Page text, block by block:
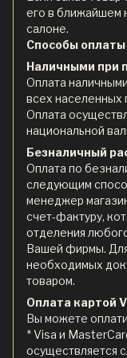
его в ближайшем
салоне.
Способы оплаты
Наличными при
Оплата
всех населенных
Оплата
национальной
Безналичный
Оплата по
следующим
менеджер
счет-фактуру,
отделения
Вашей фирмы.
необходимых
товаром.
Оплата картой
Вы можете
* Visa и
осуществляется